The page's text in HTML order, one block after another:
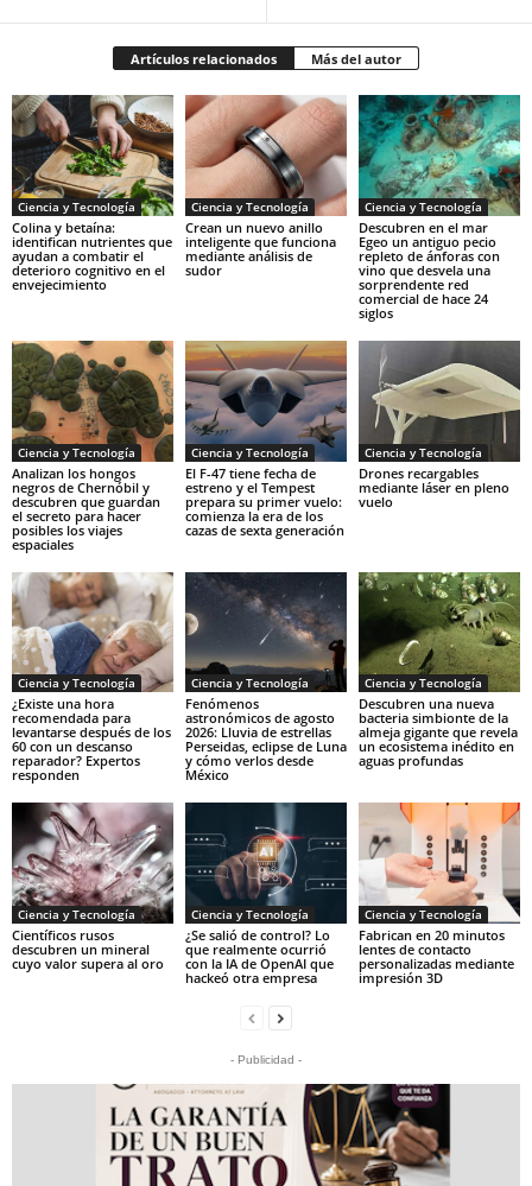
Artículos relacionados Más del autor
Ciencia y Tecnología
Colina y betaína:
identifican nutrientes que
ayudan a combatir el
deterioro cognitivo en el
envejecimiento
Ciencia y Tecnología
Crean un nuevo anillo
inteligente que funciona
mediante análisis de
sudor
Ciencia y Tecnología
Descubren en el mar
Egeo un antiguo pecio
repleto de ánforas con
vino que desvela una
sorprendente red
comercial de hace 24
siglos
Ciencia y Tecnología
Analizan los hongos
negros de Chernóbil y
descubren que guardan
el secreto para hacer
posibles los viajes
espaciales
Ciencia y Tecnología
El F-47 tiene fecha de
estreno y el Tempest
prepara su primer vuelo:
comienza la era de los
cazas de sexta generación
Ciencia y Tecnología
Drones recargables
mediante láser en pleno
vuelo
Ciencia y Tecnología
¿Existe una hora
recomendada para
levantarse después de los
60 con un descanso
reparador? Expertos
responden
Ciencia y Tecnología
Fenómenos
astronómicos de agosto
2026: Lluvia de estrellas
Perseidas, eclipse de Luna
y cómo verlos desde
México
Ciencia y Tecnología
Descubren una nueva
bacteria simbionte de la
almeja gigante que revela
un ecosistema inédito en
aguas profundas
Ciencia y Tecnología
Científicos rusos
descubren un mineral
cuyo valor supera al oro
Ciencia y Tecnología
¿Se salió de control? Lo
que realmente ocurrió
con la IA de OpenAI que
hackeó otra empresa
Ciencia y Tecnología
Fabrican en 20 minutos
lentes de contacto
personalizadas mediante
impresión 3D
- Publicidad -